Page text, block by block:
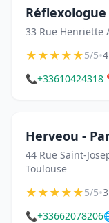
33 Rue Henriette
★★★★★5/5•
📞+33610424318
Herveou -
44 Rue Saint-
Toulouse
★★★★★5/5•
📞+33662078206